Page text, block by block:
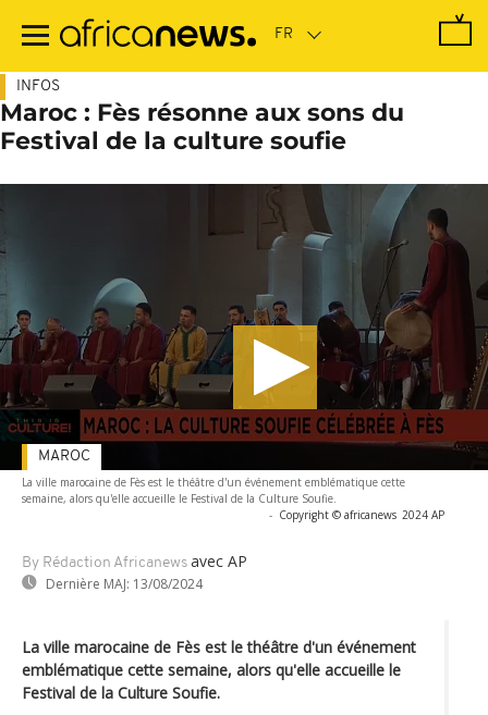
contenu
INFOS
Maroc : Fès résonne aux sons du
Festival de la culture soufie
La ville marocaine de Fès est le théâtre d'un événement emblématique cette
semaine, alors qu'elle accueille le Festival de la Culture Soufie.
- Copyright © africanews 2024 AP
By Rédaction Africanews avec AP
Dernière MAJ: 13/08/2024
MAROC
La ville marocaine de Fès est le théâtre d'un événement
emblématique cette semaine, alors qu'elle accueille le
Festival de la Culture Soufie.